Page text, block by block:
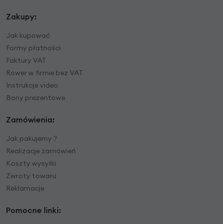
Zakupy:
Jak kupować
Formy płatności
Faktury VAT
Rower w firmie bez VAT
Instrukcje video
Bony prezentowe
Zamówienia:
Jak pakujemy ?
Realizacje zamówień
Koszty wysyłki
Zwroty towaru
Reklamacje
Pomocne linki: